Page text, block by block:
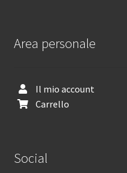
Area personale
Il mio account
Carrello
Social